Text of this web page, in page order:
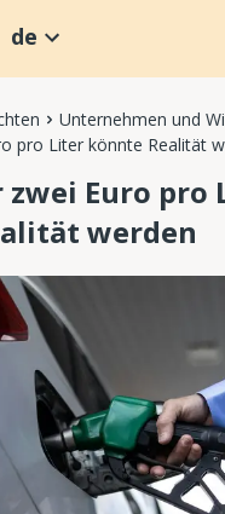
de
Unternehmen und
pro Liter könnte Realität
Euro pro
werden